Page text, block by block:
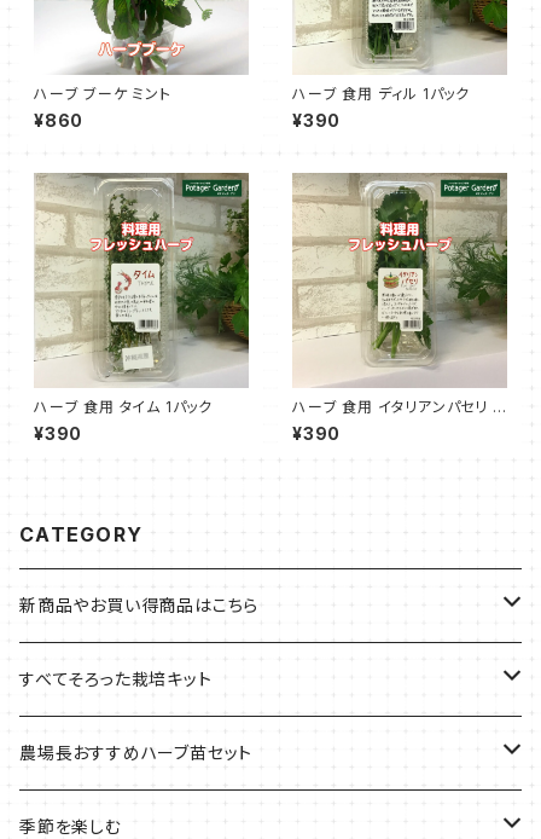
ハーブ ブーケ ミント
¥860
ハーブ 食用 ディル 1パック
¥390
ハーブ 食用 タイム 1パック
¥390
ハーブ 食用 イタリアンパセリ 1
パック
¥390
CATEGORY
新商品やお買い得商品はこちら
今イチオシの商品
季節のおすすめ商品
すべてそろった栽培キット
フェルトプランターの栽培キット
ルーツポーチの栽培キット
農場長おすすめハーブ苗セット
農場長おすすめセット
季節を楽しむ